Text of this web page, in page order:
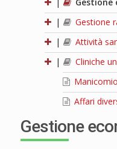
|
Gestione
|
Attività
|
Cliniche
Manicomio
Affari
Gestione